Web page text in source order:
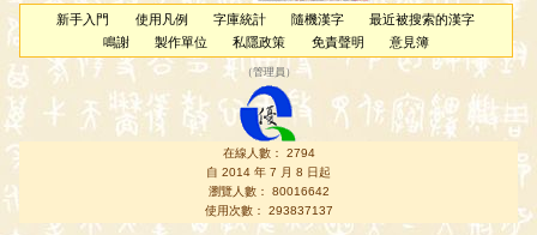
新手入門 使用凡例 字庫統計 隨機漢字
最近被搜索的漢字
鳴謝
製作單位 私隱政策 免責聲明 意見簿
（管理員 ）
在線人數： 2794
自 2014 年 7 月 8 日起
瀏覽人數： 80016642
使用次數： 293837137